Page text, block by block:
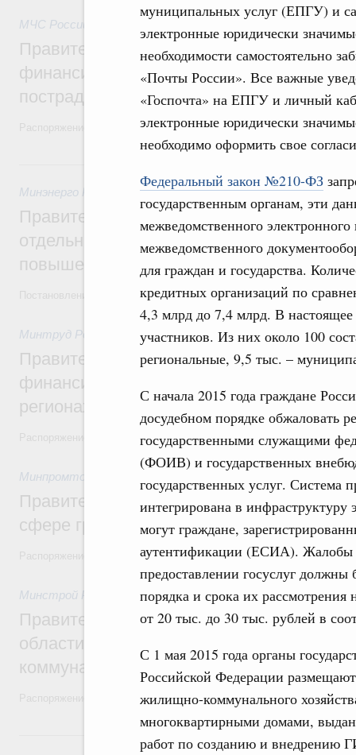
муниципальных услуг (ЕПГУ) и
электронные юридически
необходимости самостоятельно
«Почты России». Все важные
«Госпочта» на ЕПГУ и личный
электронные юридически
необходимо оформить свое
Федеральный закон №210-ФЗ
государственным органам, эти
межведомственного
межведомственного
для граждан и государства.
кредитных организаций по
4,3 млрд до 7,4 млрд. В
участников. Из них около 100
региональные, 9,5 тыс. –
С начала 2015 года граждане
досудебном порядке обжаловать
государственными служащими
(ФОИВ) и государственных
государственных услуг. Система
интегрирована в инфраструктуру
могут граждане,
аутентификации (ЕСИА). Жалобы
предоставлении госуслуг
порядка и срока их рассмотрения
от 20 тыс. до 30 тыс. рублей в
С 1 мая 2015 года органы
Российской Федерации
жилищно-коммунального
многоквартирными домами,
работ по созданию и внедрению
МЧС России
Правительство выделило
финансирование Дагестану и Чечне на
пострадавшим от наводнения
Распоряжение от 28 июля 2026 года №1999-р и распоряжение от
Минэнерго России ФАС России,30 июля 2026,Оборот
Правительство ввело новый временный
отдельных видов топлива и утвердило
повышения доступности нефтепродуктов
Постановления от 30 июля 2026 года №952, №953, №954
Минтруд России 30 июля 2026,Малое и среднее
Правительство выделило
финансирование на поддержку бизнеса
регионах
Распоряжение от 30 июля 2026 года №2031-р
Минпромторг России
Правительство профинансирует
сфере гражданской авиации
Распоряжение от 27 июля 2026 года №1979-р, распоряжение от 30
Минстрой России 30 июля 2026,Жилищно-коммунальное
Правительство выделило
области на поддержку предприятий
коммунального хозяйства
Распоряжение от 29 июля 2026 года №2021-р
29 июля, среда